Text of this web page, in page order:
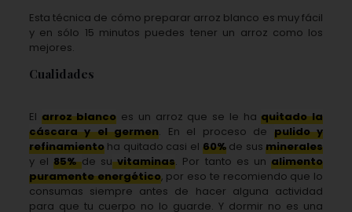
Esta técnica de cómo preparar arroz blanco es muy fácil
y en sólo 15 minutos puedes tener un arroz como los
mejores.
Cualidades
El arroz blanco es un arroz que se le haquitado la
cáscara y el germen. En el proceso de pulido y
refinamientoha quitado casi el 60%de susminerales
y el85%de suvitaminas. Por tanto es unalimento
puramente energético, por eso te recomiendo que lo
consumas siempre antes de hacer alguna actividad
para que tu cuerpo no lo guarde. Y dormir no es una